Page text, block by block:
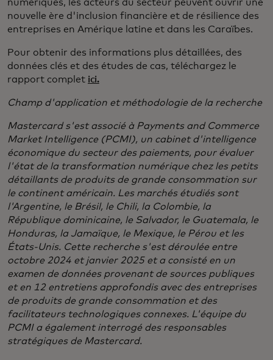
numériques, les acteurs du secteur peuvent ouvrir une
nouvelle ère d'inclusion financière et de résilience des
entreprises en Amérique latine et dans les Caraïbes.
Pour obtenir des informations plus détaillées, des
données clés et des études de cas, téléchargez le
rapport complet ici.
Champ d'application et méthodologie de la recherche
Mastercard s'est associé à Payments and Commerce
Market Intelligence (PCMI), un cabinet d'intelligence
économique du secteur des paiements, pour évaluer
l'état de la transformation numérique chez les petits
détaillants de produits de grande consommation sur
le continent américain. Les marchés étudiés sont
l'Argentine, le Brésil, le Chili, la Colombie, la
République dominicaine, le Salvador, le Guatemala, le
Honduras, la Jamaïque, le Mexique, le Pérou et les
États-Unis. Cette recherche s'est déroulée entre
octobre 2024 et janvier 2025 et a consisté en un
examen de données provenant de sources publiques
et en 12 entretiens approfondis avec des entreprises
de produits de grande consommation et des
facilitateurs technologiques connexes. L'équipe du
PCMI a également interrogé des responsables
stratégiques de Mastercard.